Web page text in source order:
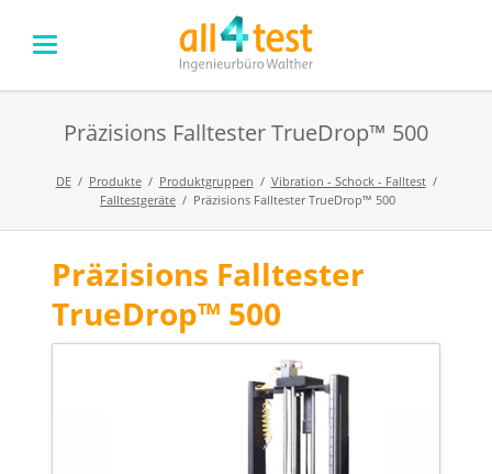
Präzisions Falltester TrueDrop™ 500
DE Produkte Produktgruppen
Vibration - Schock - Falltest
Falltestgeräte
Präzisions Falltester TrueDrop™ 500
Navigation
überspringen
Präzisions Falltester
TrueDrop™ 500